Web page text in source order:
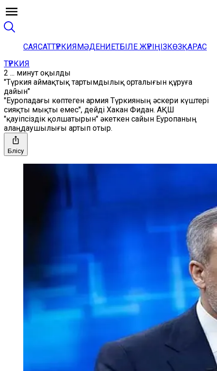
САЯСАТТҮРКИЯМӘДЕНИЕТБІЛЕ ЖҮРІҢІЗКӨЗҚАРАС
ТҮРКИЯ
2 ... минут оқылды
"Түркия аймақтық тартымдылық орталығын құруға
дайын"
"Еуропадағы көптеген армия Түркияның әскери күштері
сияқты мықты емес", дейді Хакан Фидан. АҚШ
"қауіпсіздік қолшатырын" әкеткен сайын Еуропаның
алаңдаушылығы артып отыр.
Бөлісу